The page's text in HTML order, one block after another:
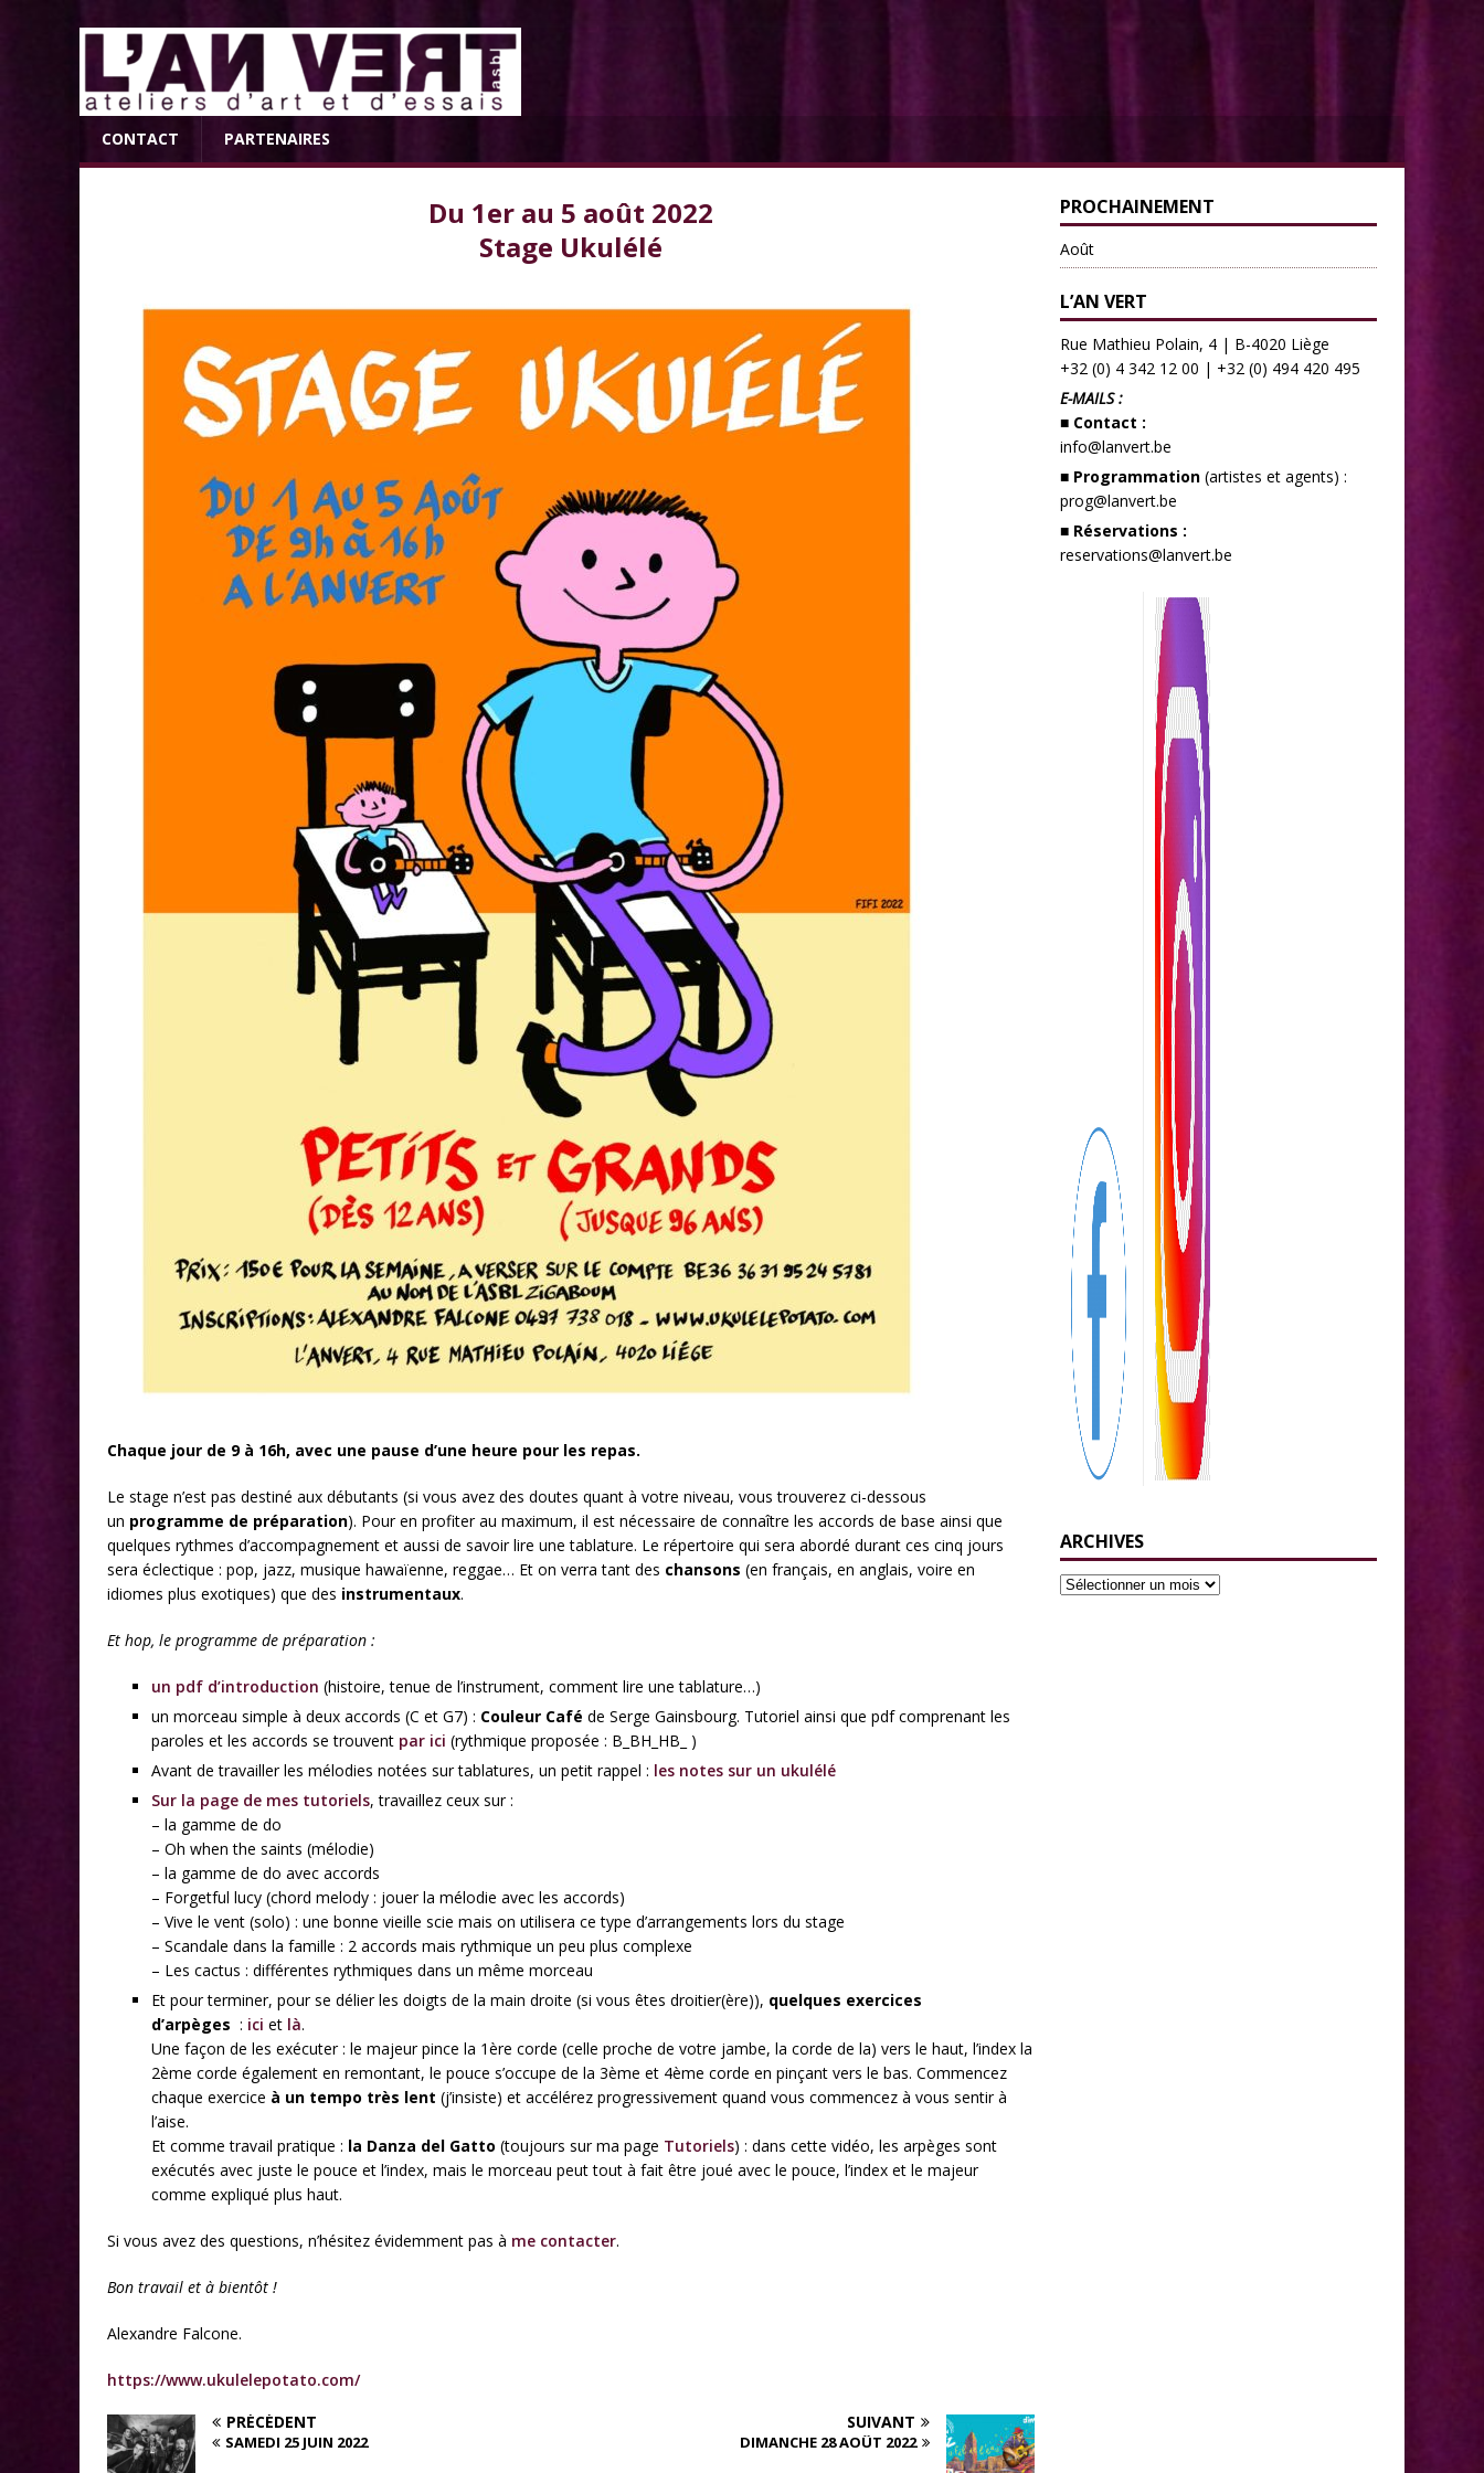
CONTACT PARTENAIRES
Du 1er au 5 août 2022
Stage Ukulélé
Chaque jour de 9 à 16h, avec une pause d’une heure pour les repas.
Le stage n’est pas destiné aux débutants (si vous avez des doutes quant à votre niveau, vous trouverez ci-dessous
un programme de préparation). Pour en profiter au maximum, il est nécessaire de connaître les accords de base ainsi que
quelques rythmes d’accompagnement et aussi de savoir lire une tablature. Le répertoire qui sera abordé durant ces cinq jours
sera éclectique : pop, jazz, musique hawaïenne, reggae… Et on verra tant des chansons (en français, en anglais, voire en
idiomes plus exotiques) que des instrumentaux.
Et hop, le programme de préparation :
un pdf d’introduction (histoire, tenue de l’instrument, comment lire une tablature…)
un morceau simple à deux accords (C et G7) : Couleur Café de Serge Gainsbourg. Tutoriel ainsi que pdf comprenant les
paroles et les accords se trouvent par ici (rythmique proposée : B_BH_HB_ )
Avant de travailler les mélodies notées sur tablatures, un petit rappel : les notes sur un ukulélé
Sur la page de mes tutoriels, travaillez ceux sur :
– la gamme de do
– Oh when the saints (mélodie)
– la gamme de do avec accords
– Forgetful lucy (chord melody : jouer la mélodie avec les accords)
– Vive le vent (solo) : une bonne vieille scie mais on utilisera ce type d’arrangements lors du stage
– Scandale dans la famille : 2 accords mais rythmique un peu plus complexe
– Les cactus : différentes rythmiques dans un même morceau
Et pour terminer, pour se délier les doigts de la main droite (si vous êtes droitier(ère)), quelques exercices
d’arpèges : ici et là.
Une façon de les exécuter : le majeur pince la 1ère corde (celle proche de votre jambe, la corde de la) vers le haut, l’index la
2ème corde également en remontant, le pouce s’occupe de la 3ème et 4ème corde en pinçant vers le bas. Commencez
chaque exercice à un tempo très lent (j’insiste) et accélérez progressivement quand vous commencez à vous sentir à
l’aise.
Et comme travail pratique : la Danza del Gatto (toujours sur ma page Tutoriels) : dans cette vidéo, les arpèges sont
exécutés avec juste le pouce et l’index, mais le morceau peut tout à fait être joué avec le pouce, l’index et le majeur
comme expliqué plus haut.
Si vous avez des questions, n’hésitez évidemment pas à me contacter.
Bon travail et à bientôt !
Alexandre Falcone.
https://www.ukulelepotato.com/
PRÉCÉDENT
SAMEDI 25 JUIN 2022
SUIVANT
DIMANCHE 28 AOÛT 2022
PROCHAINEMENT
Août
L’AN VERT
Rue Mathieu Polain, 4 | B-4020 Liège
+32 (0) 4 342 12 00 | +32 (0) 494 420 495
E-MAILS :
■ Contact :
info@lanvert.be
■ Programmation(artistes et agents) :
prog@lanvert.be
■ Réservations :
reservations@lanvert.be
ARCHIVES